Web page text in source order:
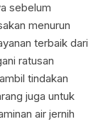
sebelum
menurun
terbaik dari
ratusan
tindakan
juga untuk
air jernih